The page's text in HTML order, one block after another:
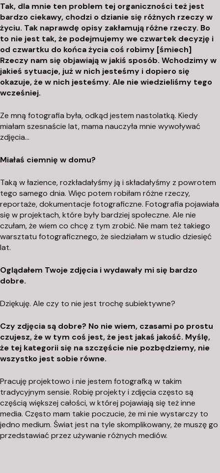
Tak, dla mnie ten problem tej organiczności też jest
bardzo ciekawy, chodzi o dzianie się różnych rzeczy w
życiu. Tak naprawdę opisy zakłamują różne rzeczy. Bo
to nie jest tak, że podejmujemy we czwartek decyzję i
od czwartku do końca życia coś robimy [śmiech]
Rzeczy nam się objawiają w jakiś sposób. Wchodzimy w
jakieś sytuacje, już w nich jesteśmy i dopiero się
okazuje, że w nich jesteśmy. Ale nie wiedzieliśmy tego
wcześniej.
Ze mną fotografia była, odkąd jestem nastolatką. Kiedy
miałam szesnaście lat, mama nauczyła mnie wywoływać
zdjęcia…
Miałaś ciemnię w domu?
Taką w łazience, rozkładałyśmy ją i składałyśmy z powrotem
tego samego dnia. Więc potem robiłam różne rzeczy,
reportaże, dokumentacje fotograficzne. Fotografia pojawiała
się w projektach, które były bardziej społeczne. Ale nie
czułam, że wiem co chcę z tym zrobić. Nie mam też takiego
warsztatu fotograficznego, że siedziałam w studio dziesięć
lat.
Oglądałem Twoje zdjęcia i wydawały mi się bardzo
dobre.
Dziękuję. Ale czy to nie jest trochę subiektywne?
Czy zdjęcia są dobre? No nie wiem, czasami po prostu
czujesz, że w tym coś jest, że jest jakaś jakość. Myślę,
że tej kategorii się na szczęście nie pozbędziemy, nie
wszystko jest sobie równe.
Pracuję projektowo i nie jestem fotografką w takim
tradycyjnym sensie. Robię projekty i zdjęcia często są
częścią większej całości, w której pojawiają się też inne
media. Często mam takie poczucie, że mi nie wystarczy to
jedno medium. Świat jest na tyle skomplikowany, że muszę go
przedstawiać przez używanie różnych mediów.